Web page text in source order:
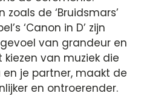
zoals de ‘Bruidsmars’
‘Canon in D’ zijn
van grandeur en
van muziek die
en je partner, maakt de
en ontroerender.​